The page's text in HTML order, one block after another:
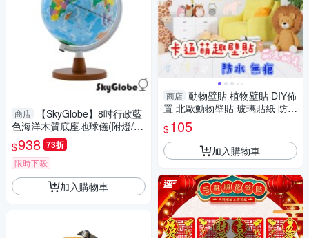
商店
【SkyGlobe】8吋行政藍
色海洋木質底座地球儀(附燈/中
英文對照)
$938 73折
限時下殺
加入購物車
商店 動物壁貼 植物壁貼 DIY佈
置 北歐動物壁貼 玻璃貼紙 防水
無痕壁貼 房間壁貼
$105
加入購物車